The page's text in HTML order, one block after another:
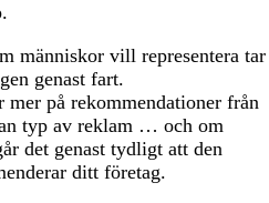
människor vill representera tar
genast fart.
mer på rekommendationer från
typ av reklam … och om
det genast tydligt att den
ditt företag.